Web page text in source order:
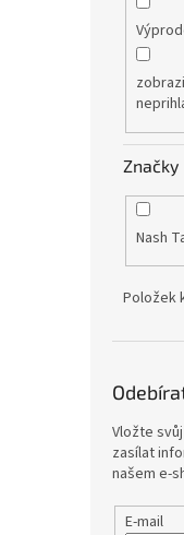
Značky
Nash
Položek
Vložte
zasílat
našem e-
E-mail